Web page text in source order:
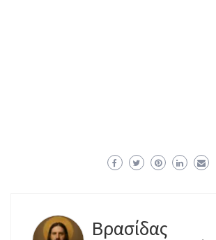
Βρασίδας